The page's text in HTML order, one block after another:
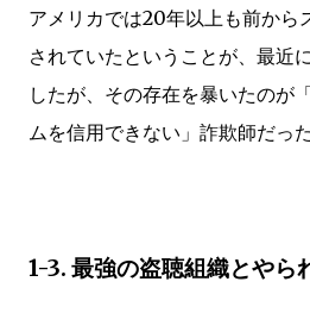
アメリカでは20年以上も前から
されていたということが、最近
したが、その存在を暴いたのが
ムを信用できない」詐欺師だっ
1-3. 最強の盗聴組織とやら